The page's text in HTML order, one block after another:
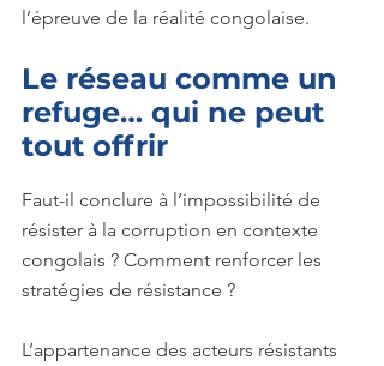
l’épreuve de la réalité congolaise.
Le réseau comme un
refuge… qui ne peut
tout offrir
Faut-il conclure à l’impossibilité de
résister à la corruption en contexte
congolais ? Comment renforcer les
stratégies de résistance ?
L’appartenance des acteurs résistants